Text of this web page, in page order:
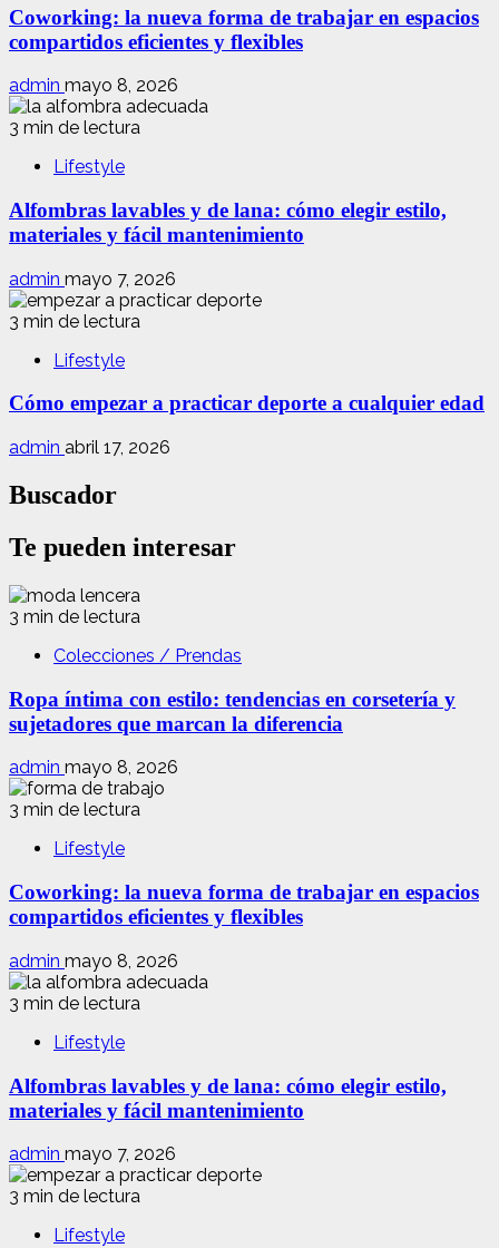
Coworking: la nueva forma de trabajar en espacios
compartidos eficientes y flexibles
admin mayo 8, 2026
3 min de lectura
Lifestyle
Alfombras lavables y de lana: cómo elegir estilo,
materiales y fácil mantenimiento
admin mayo 7, 2026
3 min de lectura
Lifestyle
Cómo empezar a practicar deporte a cualquier edad
admin abril 17, 2026
Buscador
Te pueden interesar
3 min de lectura
Colecciones / Prendas
Ropa íntima con estilo: tendencias en corsetería y
sujetadores que marcan la diferencia
admin mayo 8, 2026
3 min de lectura
Lifestyle
Coworking: la nueva forma de trabajar en espacios
compartidos eficientes y flexibles
admin mayo 8, 2026
3 min de lectura
Lifestyle
Alfombras lavables y de lana: cómo elegir estilo,
materiales y fácil mantenimiento
admin mayo 7, 2026
3 min de lectura
Lifestyle